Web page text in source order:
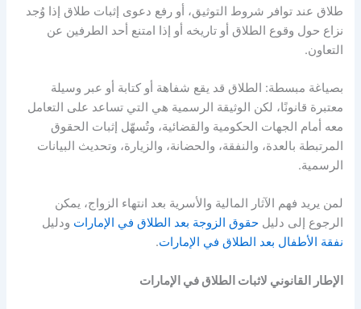
طلاق عند توافر شروط التوثيق، أو رفع دعوى إثبات طلاق إذا وُجد
نزاع حول وقوع الطلاق أو تاريخه أو إذا امتنع أحد الطرفين عن
التعاون.
بصياغة مبسطة: الطلاق قد يقع شفاهة أو كتابة أو عبر وسيلة
معتبرة قانونًا، لكن الوثيقة الرسمية هي التي تساعد على التعامل
معه أمام الجهات الحكومية والقضائية، وتُسهّل إثبات الحقوق
المرتبطة بالعدة، والنفقة، والحضانة، والزيارة، وتحديث البيانات
الرسمية.
لمن يريد فهم الآثار المالية والأسرية بعد انتهاء الزواج، يمكن
الرجوع إلى دليل حقوق الزوجة بعد الطلاق في الإمارات ودليل
نفقة الأطفال بعد الطلاق في الإمارات.
الإطار القانوني لاثبات الطلاق في الإمارات